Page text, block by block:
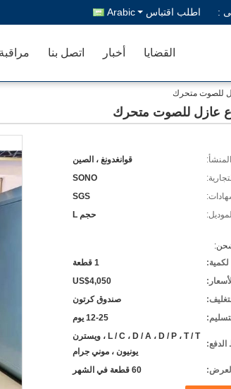
: اطلب اقتباس Arabic
اتصل بنا أخبار القضايا
للصوت متحرك
عازل للصوت متحرك
قوانغدونغ ، الصين
SONO
SGS
حجم L
لكمية:
1 قطعة
الأسعار:
US$4,050
صندوق كرتون
12-25 يوم
L / C ، D / A ، D / P ، T / T ، ويسترن
يونيون ، موني جرام
60 قطعة في الشهر